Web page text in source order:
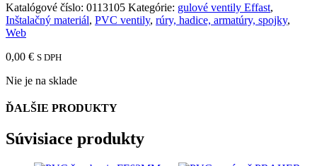
Katalógové číslo: 0113105 Kategórie: gulové ventily Effast,
Inštalačný materiál, PVC ventily, rúry, hadice, armatúry, spojky,
Web
0,00 € S DPH
Nie je na sklade
ĎALŠIE PRODUKTY
Súvisiace produkty